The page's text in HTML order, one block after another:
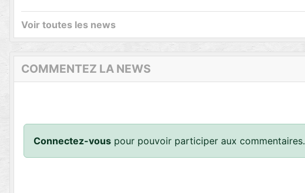
Voir toutes les news
COMMENTEZ LA NEWS
Connectez-vous pour pouvoir participer aux commentaires.